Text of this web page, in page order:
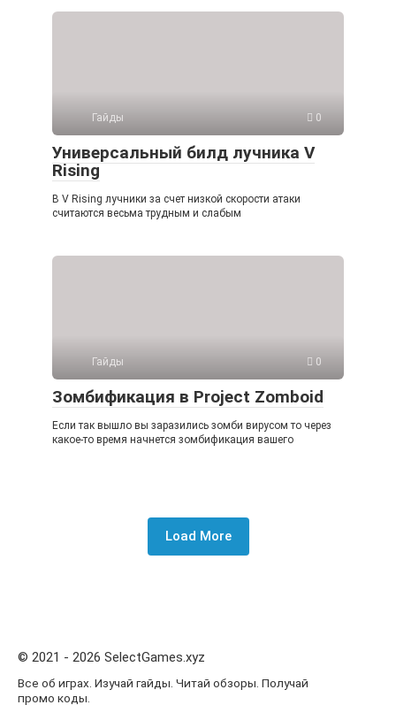
Гайды 0
Универсальный билд лучника V
Rising
В V Rising лучники за счет низкой скорости атаки
считаются весьма трудным и слабым
Гайды 0
Зомбификация в Project Zomboid
Если так вышло вы заразились зомби вирусом то через
какое-то время начнется зомбификация вашего
Load More
© 2021 - 2026 SelectGames.xyz
Все об играх. Изучай гайды. Читай обзоры. Получай
промо коды.